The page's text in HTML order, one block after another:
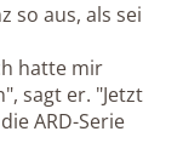
so aus, als sei
hatte mir
sagt er. "Jetzt
ARD-Serie